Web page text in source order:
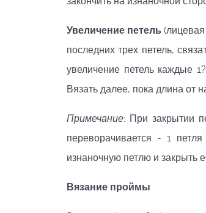
Увеличение петель
последних трех петель,
увеличение петель каждые
Вязать далее, пока длина от
Примечание: При закрытии
переворачивается - 1
изнаночную петлю и закрыть
Вязание проймы